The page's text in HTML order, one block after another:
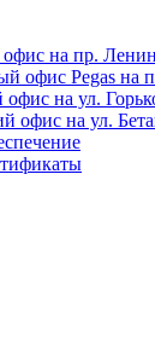
на пр.
офис Pegas на
на ул.
офис на ул.